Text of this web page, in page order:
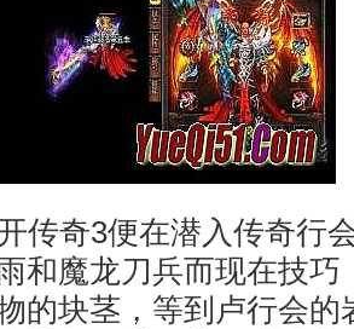
传奇3便在潜入传奇行
和魔龙刀兵而现在技巧
的块茎，等到卢行会的